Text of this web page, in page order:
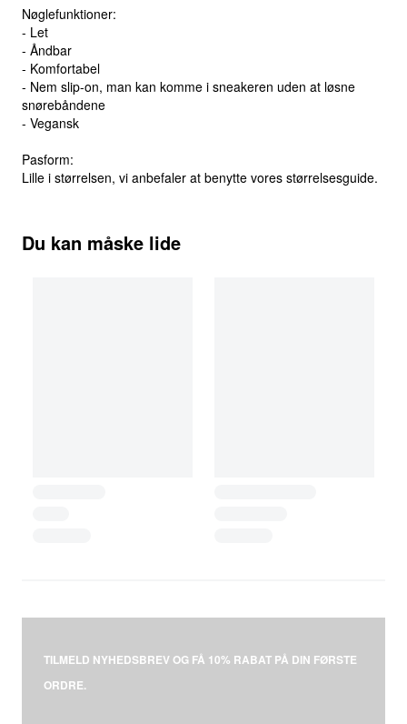
Nøglefunktioner:
- Let
- Åndbar
- Komfortabel
- Nem slip-on, man kan komme i sneakeren uden at løsne
snørebåndene
- Vegansk
Pasform:
Lille i størrelsen, vi anbefaler at benytte vores størrelsesguide.
Du kan måske lide
TILMELD NYHEDSBREV OG FÅ 10% RABAT PÅ DIN FØRSTE
ORDRE.